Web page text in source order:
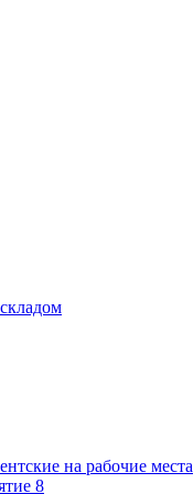
на рабочие места
8